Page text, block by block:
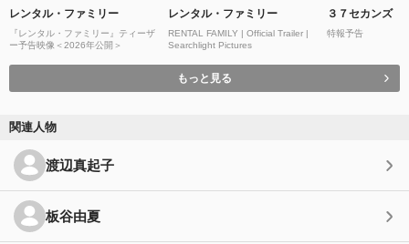
レンタル・ファミリー
『レンタル・ファミリー』ティーザ
ー予告映像＜2026年公開＞
レンタル・ファミリー
RENTAL FAMILY | Official Trailer |
Searchlight Pictures
３７セカンズ
特報予告
もっと見る
関連人物
渡辺真起子
板谷由夏